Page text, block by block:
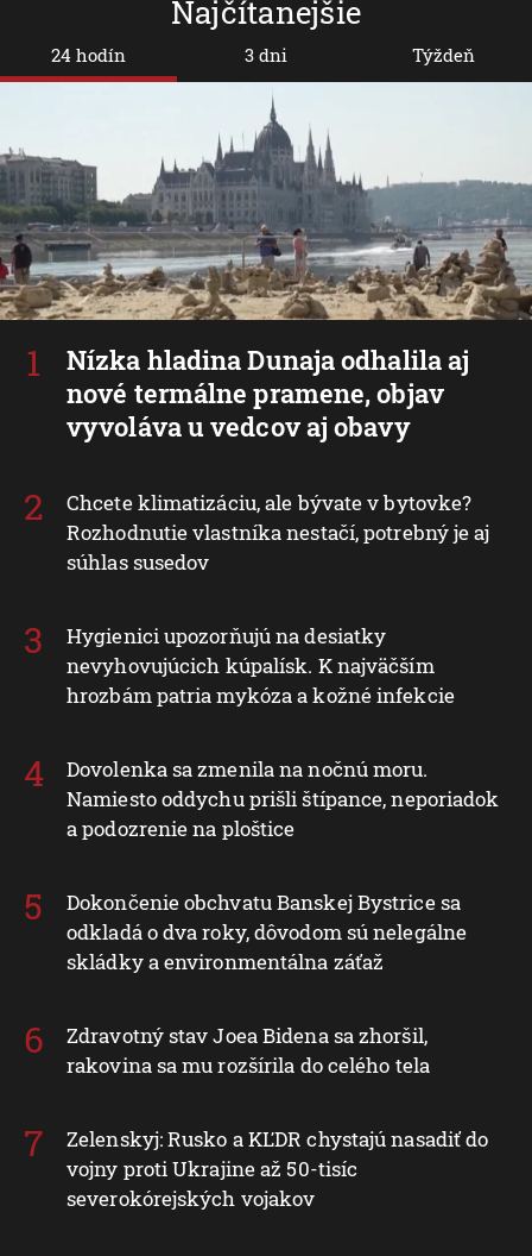
Najčítanejšie
24 hodín
Nízka hladina Dunaja odhalila aj
nové termálne pramene, objav
vyvoláva u vedcov aj obavy
Chcete klimatizáciu, ale bývate v bytovke?
Rozhodnutie vlastníka nestačí, potrebný je aj
súhlas susedov
Hygienici upozorňujú na desiatky
nevyhovujúcich kúpalísk. K najväčším
hrozbám patria mykóza a kožné infekcie
Dovolenka sa zmenila na nočnú moru.
Namiesto oddychu prišli štípance, neporiadok
a podozrenie na ploštice
Dokončenie obchvatu Banskej Bystrice sa
odkladá o dva roky, dôvodom sú nelegálne
skládky a environmentálna záťaž
Zdravotný stav Joea Bidena sa zhoršil,
rakovina sa mu rozšírila do celého tela
Zelenskyj: Rusko a KĽDR chystajú nasadiť do
vojny proti Ukrajine až 50-tisíc
severokórejských vojakov
3 dni Týždeň